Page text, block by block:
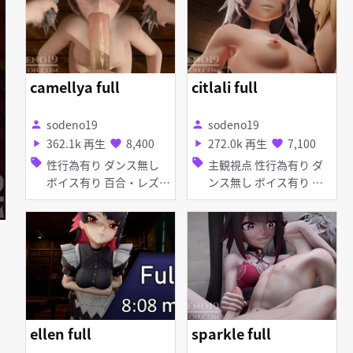
camellya full
person sodeno19
play_arrow 362.1k 再生 favorite 8,400
sell 性行為有り ダンス無し
ボイス有り 百合・レズ
淫乱 ふたなり マイクロ
水着 イラマチオ 口内射
精 フェラ
citlali full
person sodeno19
play_arrow 272.0k 再生 favorite 7,100
sell 主観視点 性行為有り ダ
ンス無し ボイス有り 淫
乱 イラマチオ 顔射 口内
射精 着衣パイズリ 手コ
キ パイズリ フェラ 輪姦
ellen full sparkle full